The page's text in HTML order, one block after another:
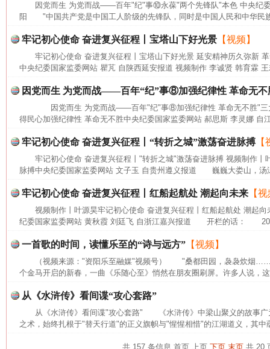
因党而生 为党而战——百年"纪"事⑩永葆"两个先锋队"本色 中央纪
阳 "中国共产党是中国工人阶级的先锋队，同时是中国人民和中华民
牢记初心使命 奋进复兴征程丨宝塔山下好光景 【视频】
牢记初心使命 奋进复兴征程丨宝塔山下好光景 延安精神历久弥新
中央纪委国家监委网站 瞿芃 自陕西延安报道 视频制作 李诚贤 韩育霖
因党而生 为党而战——百年“纪”事⑧加强纪律性 革命无不
因党而生 为党而战——百年"纪"事⑧加强纪律性 革命无不胜"三
得民心加强纪律性 革命无不胜中央纪委国家监委网站 郝思斯 李灵娜 自
牢记初心使命 奋进复兴征程丨“转折之城”激荡奋进脉搏【
牢记初心使命 奋进复兴征程丨"转折之城"激荡奋进脉搏 视频制作丨
脉搏中央纪委国家监委网站 文子玉 自贵州遵义报道 巍巍大娄山，汤
牢记初心使命 奋进复兴征程丨红船起航处 潮起向未来 【
视频制作丨叶源昊牢记初心使命 奋进复兴征程丨红船起航处 潮起
纪委国家监委网站 黄秋霞 刘廷飞 自浙江嘉兴报道 开栏的话：
一首歌的时间，读懂乐至的“诗与远方” 【视频】
（视频来源："资阳乐至融媒"视频号） "桑都田园，袅袅炊烟
个金马开启的新春，一曲《乐随心至》悄然在朋友圈刷屏。许多人说，
从《水浒传》看间谍“攻心套路”
从《水浒传》看间谍"攻心套路" 《水浒传》中梁山聚义的故事广
之术，始终扎根于"替天行道"的正义旗帜与"惺惺相惜"的江湖道义，其中
共 157 条信息 首页 上页 下页 末页共 20
网上购药对药下症？